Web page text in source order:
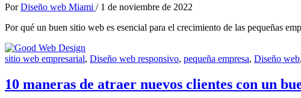
PorDiseño web Miami / 1 de noviembre de 2022
Por qué un buen sitio web es esencial para el crecimiento de las pequeñas
sitio web empresarial, Diseño web responsivo, pequeña empresa, Diseño web,
10 maneras de atraer nuevos clientes con un